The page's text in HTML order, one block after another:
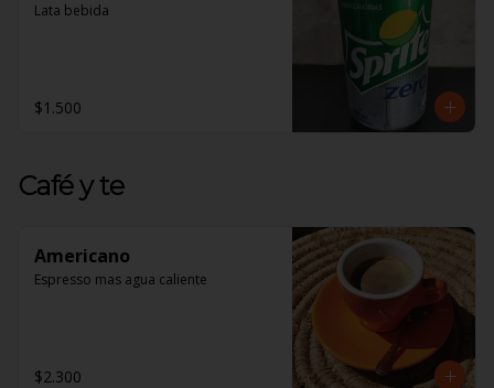
Lata bebida
$1.500
Café y te
Americano
Espresso mas agua caliente
$2.300